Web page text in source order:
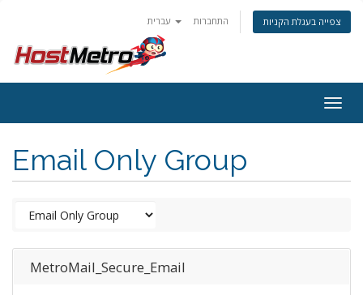
התחברות צפייה בעגלת הקניות
Email Only Group
MetroMail_Secure_Email